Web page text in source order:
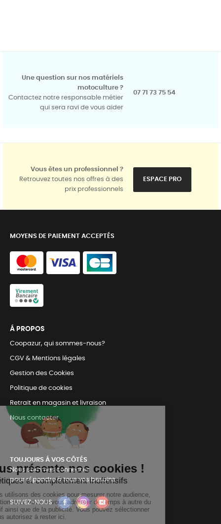
Une question sur nos matériels
motoculture ?
Contactez notre responsable métier
qui sera ravi de vous aider
07 71 73 75 54
Vous êtes un professionnel ?
Retrouvez toutes nos offres à des
prix professionnels
ESPACE PRO
MOYENS DE PAIEMENT ACCEPTÉS
Á PROPOS
Coopazur, qui sommes-nous?
CGV & Mentions légales
Gestion des Cookies
Politique de cookies
Retrait en magasin et livraison
Nous contacter
TOUJOURS Á VOS CÔTÉS
Nous sommes connectés
pour répondre à tous vos besoins
SUIVEZ-NOUS